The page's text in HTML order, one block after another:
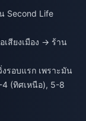
Second Life
สียงเมือง → ร้าน
งรอบแรก เพราะมัน
4 (ทิศเหนือ), 5-8